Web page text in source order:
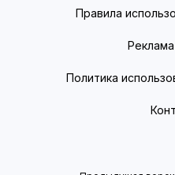
Правила
Политика